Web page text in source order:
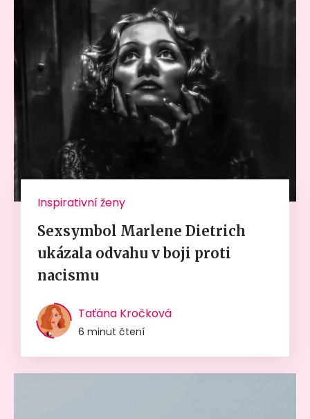
Inspirativní ženy
Sexsymbol Marlene Dietrich
ukázala odvahu v boji proti
nacismu
Taťána Kročková
6 minut čtení